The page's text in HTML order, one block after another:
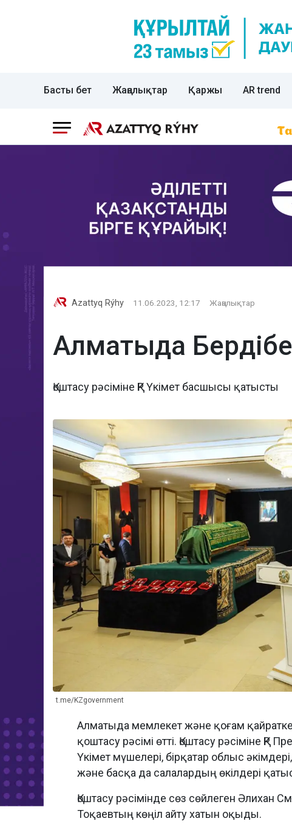
Басты бет Жаңалықтар Қаржы AR trend
Azattyq Rýhy 11.06.2023, 12:17 Жаңалықтар
Алматыда
Қоштасу рәсіміне ҚР Үкімет басшысы қатысты
t.me/KZgovernment
Алматыда мемлекет және қоғам
қоштасу рәсімі өтті. Қоштасу рәсіміне
Үкімет мүшелері, бірқатар облыс
және басқа да салалардың өкілдері
Қоштасу рәсімінде сөз сөйлеген Әлихан
Тоқаевтың көңіл айту хатын оқыды.